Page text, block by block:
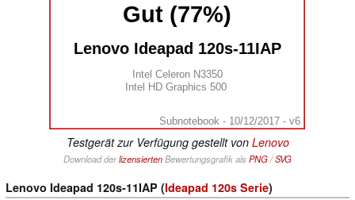
Gut (77%)
Lenovo Ideapad 120s-11IAP
Intel Celeron N3350
Intel HD Graphics 500
Subnotebook - 10/12/2017 - v6
Testgerät zur Verfügung gestellt von Lenovo
Download derlizensiertenBewertungsgrafik als PNG/SVG
Lenovo Ideapad 120s-11IAP (Ideapad 120s Serie)